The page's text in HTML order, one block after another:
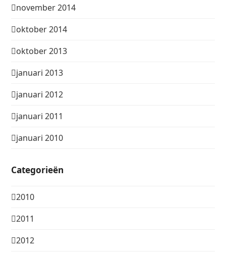
november 2014
oktober 2014
oktober 2013
januari 2013
januari 2012
januari 2011
januari 2010
Categorieën
2010
2011
2012